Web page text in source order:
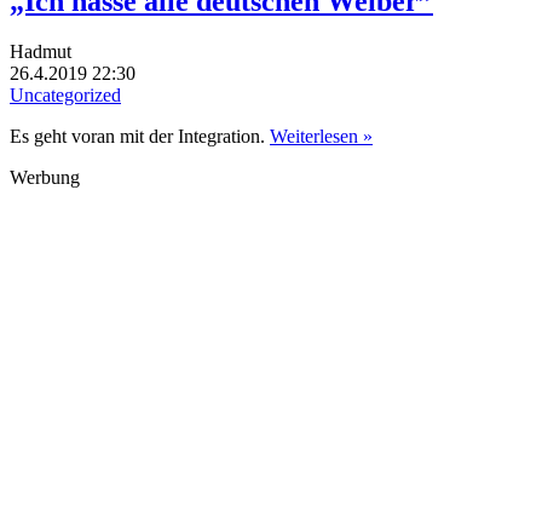
Hadmut
26.4.2019 22:30
Uncategorized
Es geht voran mit der Integration. Weiterlesen »
Werbung